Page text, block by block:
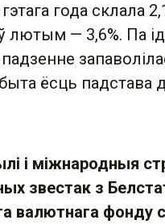
года склала
лютым — 3,6%. Па
падзенне
ёсць падстава
і міжнародныя
звестак з
валютнага фонду